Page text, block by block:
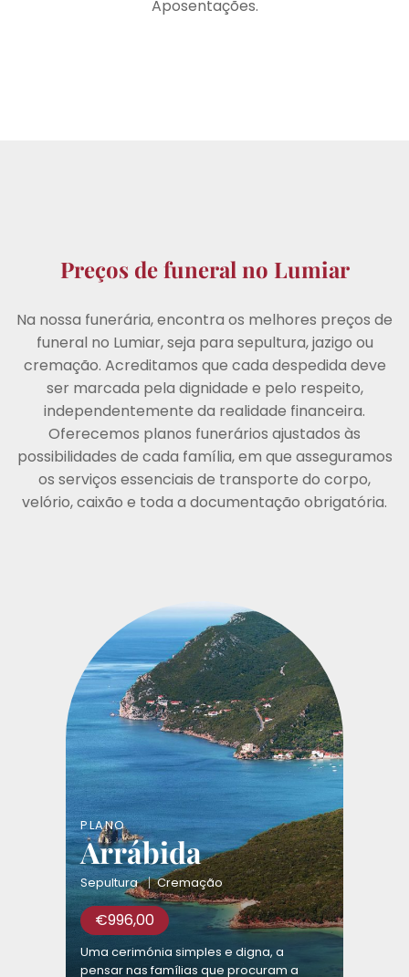
Aposentações.
Preços de funeral no Lumiar
Na nossa funerária, encontra os melhores preços de
funeral no Lumiar, seja para sepultura, jazigo ou
cremação. Acreditamos que cada despedida deve
ser marcada pela dignidade e pelo respeito,
independentemente da realidade financeira.
Oferecemos planos funerários ajustados às
possibilidades de cada família, em que asseguramos
os serviços essenciais de transporte do corpo,
velório, caixão e toda a documentação obrigatória.
PLANO
Arrábida
Sepultura Cremação
€996,00
Uma cerimónia simples e digna, a
pensar nas famílias que procuram a